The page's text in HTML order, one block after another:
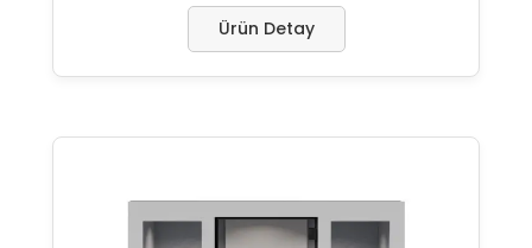
Ürün Detay